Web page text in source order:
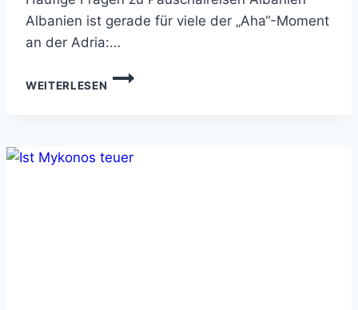
Albanien ist gerade für viele der „Aha“-Moment
an der Adria:…
WEITERLESEN
PAUSCHALREISEN
+